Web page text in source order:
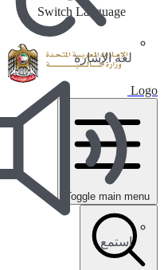
لغة الإشارة
استمع
Switch Language
Logo
Toggle main menu